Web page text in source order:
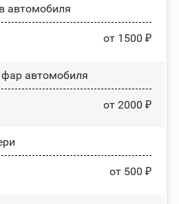
автомобиля
от 1500 ₽
автомобиля
от 2000 ₽
от 500 ₽